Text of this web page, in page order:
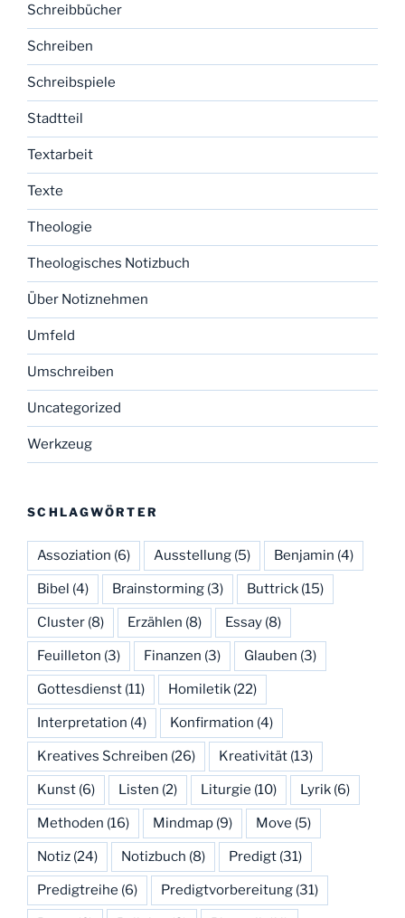
Schreibbücher
Schreiben
Schreibspiele
Stadtteil
Textarbeit
Texte
Theologie
Theologisches Notizbuch
Über Notiznehmen
Umfeld
Umschreiben
Uncategorized
Werkzeug
SCHLAGWÖRTER
Assoziation (6) Ausstellung (5) Benjamin (4)
Bibel (4) Brainstorming (3) Buttrick (15)
Cluster (8) Erzählen (8) Essay (8)
Feuilleton (3) Finanzen (3) Glauben (3)
Gottesdienst (11) Homiletik (22)
Interpretation (4) Konfirmation (4)
Kreatives Schreiben (26) Kreativität (13)
Kunst (6) Listen (2) Liturgie (10) Lyrik (6)
Methoden (16) Mindmap (9) Move (5)
Notiz (24) Notizbuch (8) Predigt (31)
Predigtreihe (6) Predigtvorbereitung (31)